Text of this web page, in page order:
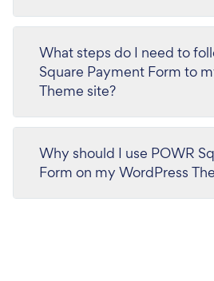
What steps do I need to
Square Payment Form to
Theme site?
Why should I use POWR
Form on my WordPress